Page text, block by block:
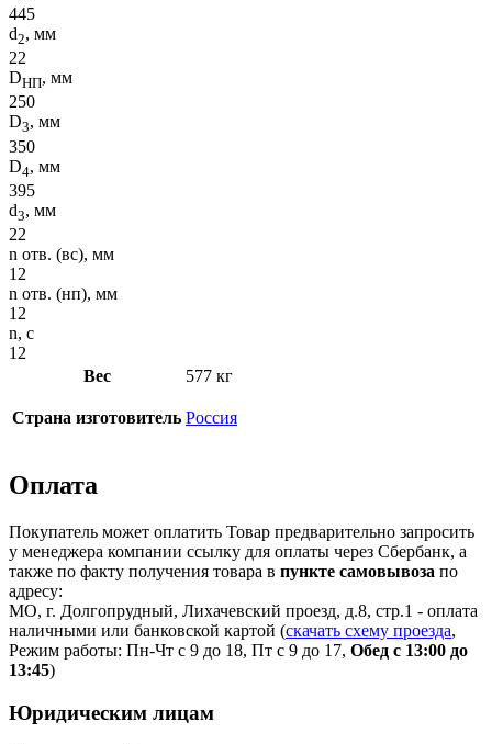
445
d2, мм
22
DНП, мм
250
D3, мм
350
D4, мм
395
d3, мм
22
n отв. (вс), мм
12
n отв. (нп), мм
12
n, с
12
Вес
577 кг
Страна изготовитель Россия
Оплата
Покупатель может оплатить Товар предварительно запросить
у менеджера компании ссылку для оплаты через Сбербанк, а
также по факту получения товара в пункте самовывоза по
адресу:
МО, г. Долгопрудный, Лихачевский проезд, д.8, стр.1 - оплата
наличными или банковской картой (скачать схему проезда,
Режим работы: Пн-Чт с 9 до 18, Пт с 9 до 17, Обед с 13:00 до
13:45)
Юридическим лицам